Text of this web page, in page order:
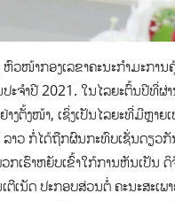
າກອງເລຂາຄະນະກຳມະການ
ຈໍາປີ 2021. ໃນໄລຍະຕົ້ນປີທີ່ຜ່
ງຕັ້ງໜ້າ, ເຊິ່ງເປັນໄລຍະທີ່ມີຫຼາ
າວ ກໍ່ໄດ້ຖືກຜົນກະທົບເຊັ່ນດຽວ
ເຮົາຫຍັບເຂົ້າໃກ້ການຫັນເປັນ
ນັດ ປະກອບສ່ວນຕໍ່ ຄະນະສະເ